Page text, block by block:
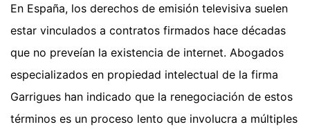
En España, los derechos de emisión televisiva suelen
estar vinculados a contratos firmados hace décadas
que no preveían la existencia de internet. Abogados
especializados en propiedad intelectual de la firma
Garrigues han indicado que la renegociación de estos
términos es un proceso lento que involucra a múltiples